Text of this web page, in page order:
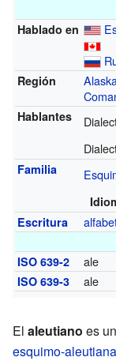
Hablado en
Región
Hablantes
Familia
Escritura
ISO 639-2
ale
ISO 639-3 ale
El aleutiano es
esquimo-aleutiana